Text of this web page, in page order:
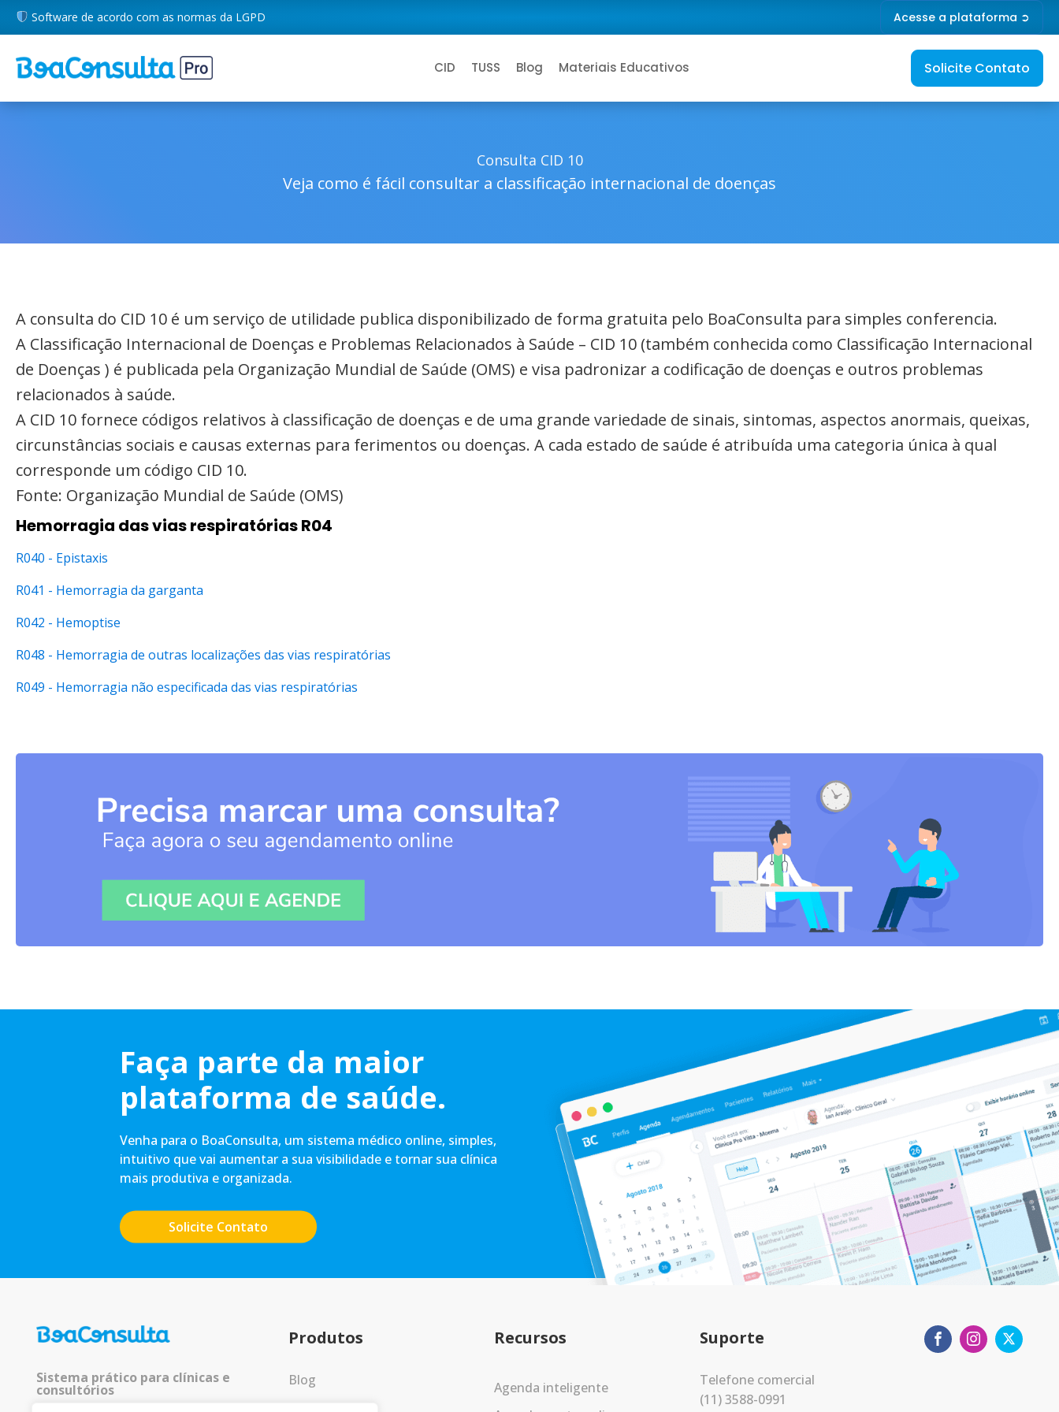
Software de acordo com as normas da LGPD Acesse a plataforma ➲
CID TUSS Blog Materiais Educativos Solicite Contato
Consulta CID 10
Veja como é fácil consultar a classificação internacional de doenças
A consulta do CID 10 é um serviço de utilidade publica disponibilizado de forma gratuita pelo BoaConsulta para simples conferencia.
A Classificação Internacional de Doenças e Problemas Relacionados à Saúde – CID 10 (também conhecida como Classificação Internacional
de Doenças ) é publicada pela Organização Mundial de Saúde (OMS) e visa padronizar a codificação de doenças e outros problemas
relacionados à saúde.
A CID 10 fornece códigos relativos à classificação de doenças e de uma grande variedade de sinais, sintomas, aspectos anormais, queixas,
circunstâncias sociais e causas externas para ferimentos ou doenças. A cada estado de saúde é atribuída uma categoria única à qual
corresponde um código CID 10.
Fonte: Organização Mundial de Saúde (OMS)
Hemorragia das vias respiratórias R04
R040 - Epistaxis
R041 - Hemorragia da garganta
R042 - Hemoptise
R048 - Hemorragia de outras localizações das vias respiratórias
R049 - Hemorragia não especificada das vias respiratórias
Faça parte da maior
plataforma de saúde.
Venha para o BoaConsulta, um sistema médico online, simples,
intuitivo que vai aumentar a sua visibilidade e tornar sua clínica
mais produtiva e organizada.
Solicite Contato
Sistema prático para clínicas e
consultórios
Produtos
Blog
Recursos
Agenda inteligente
Suporte
Telefone comercial
(11) 3588-0991